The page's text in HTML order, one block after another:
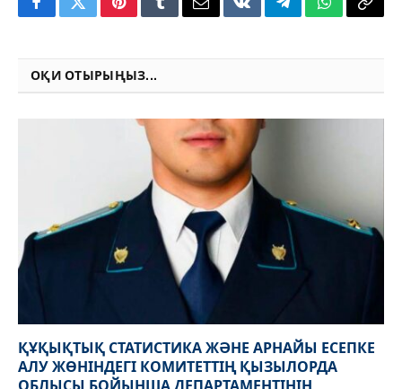
FacebookTwitterPinterestTumblrEmailVKontakteTelegramWhatsApp
Copy
ОҚИ ОТЫРЫҢЫЗ...
ҚҰҚЫҚТЫҚ СТАТИСТИКА ЖӘНЕ АРНАЙЫ ЕСЕПКЕ
АЛУ ЖӨНІНДЕГІ КОМИТЕТТІҢ ҚЫЗЫЛОРДА